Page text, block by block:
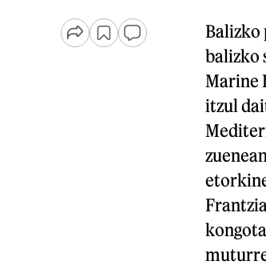
Balizko
balizko
Marine
itzul